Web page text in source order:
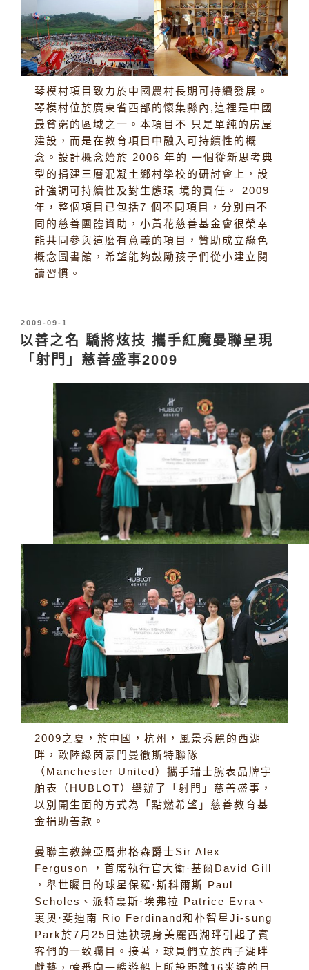
琴模村項目致力於中國農村長期可持續發展。
琴模村位於廣東省西部的懷集縣內,這裡是中國
最貧窮的區域之一。本項目不 只是單純的房屋
建設，而是在教育項目中融入可持續性的概
念。設計概念始於 2006 年的 一個從新思考典
型的捐建三層混凝土鄉村學校的研討會上，設
計強調可持續性及對生態環 境的責任。 2009
年，整個項目已包括7 個不同項目，分別由不
同的慈善團體資助，小黃花慈善基金會很榮幸
能共同參與這麼有意義的項目，贊助成立綠色
概念圖書館，希望能夠鼓勵孩子們從小建立閱
讀習慣。
發
表
於
2009-09-1
以善之名 驕將炫技 攜手紅魔曼聯呈現
「射門」慈善盛事2009
2009之夏，於中國，杭州，風景秀麗的西湖
畔，歐陸綠茵豪門曼徹斯特聯隊
（Manchester United）攜手瑞士腕表品牌宇
舶表（HUBLOT）舉辦了「射門」慈善盛事，
以別開生面的方式為「點燃希望」慈善教育基
金捐助善款。
曼聯主教練亞曆弗格森爵士Sir Alex
Ferguson ，首席執行官大衛·基爾David Gill
，舉世矚目的球星保羅·斯科爾斯 Paul
Scholes、派特裏斯·埃弗拉 Patrice Evra、
裏奧·斐迪南 Rio Ferdinand和朴智星Ji-sung
Park於7月25日連袂現身美麗西湖畔引起了賓
客們的一致矚目。接著，球員們立於西子湖畔
獻藝，輪番向一艘遊船上所設距離16米遠的目